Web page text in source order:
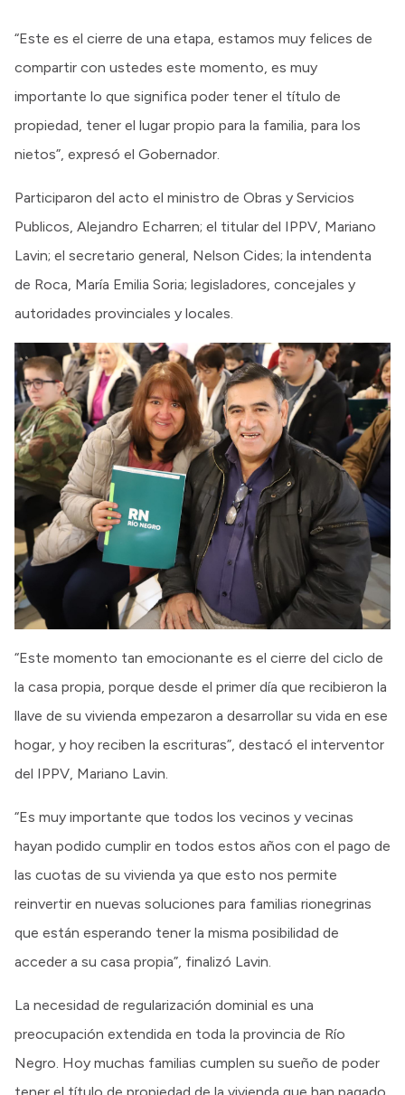
“Este es el cierre de una etapa, estamos muy felices de
compartir con ustedes este momento, es muy
importante lo que significa poder tener el título de
propiedad, tener el lugar propio para la familia, para los
nietos”, expresó el Gobernador.
Participaron del acto el ministro de Obras y Servicios
Publicos, Alejandro Echarren; el titular del IPPV, Mariano
Lavin; el secretario general, Nelson Cides; la intendenta
de Roca, María Emilia Soria; legisladores, concejales y
autoridades provinciales y locales.
“Este momento tan emocionante es el cierre del ciclo de
la casa propia, porque desde el primer día que recibieron la
llave de su vivienda empezaron a desarrollar su vida en ese
hogar, y hoy reciben la escrituras”, destacó el interventor
del IPPV, Mariano Lavin.
“Es muy importante que todos los vecinos y vecinas
hayan podido cumplir en todos estos años con el pago de
las cuotas de su vivienda ya que esto nos permite
reinvertir en nuevas soluciones para familias rionegrinas
que están esperando tener la misma posibilidad de
acceder a su casa propia”, finalizó Lavin.
La necesidad de regularización dominial es una
preocupación extendida en toda la provincia de Río
Negro. Hoy muchas familias cumplen su sueño de poder